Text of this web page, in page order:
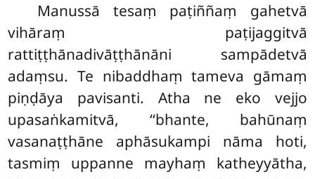
Manussā tesaṃ paṭiññaṃ gahetvā
vihāraṃ paṭijaggitvā
rattiṭṭhānadivāṭṭhānāni sampādetvā
adaṃsu. Te nibaddhaṃ tameva gāmaṃ
piṇḍāya pavisanti. Atha ne eko vejjo
upasaṅkamitvā, ‘‘bhante, bahūnaṃ
vasanaṭṭhāne aphāsukampi nāma hoti,
tasmiṃ uppanne mayhaṃ katheyyātha,